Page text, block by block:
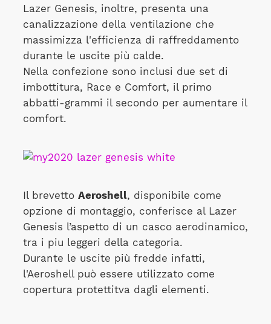
Lazer Genesis, inoltre, presenta una
canalizzazione della ventilazione che
massimizza l'efficienza di raffreddamento
durante le uscite più calde.
Nella confezione sono inclusi due set di
imbottitura, Race e Comfort, il primo
abbatti-grammi il secondo per aumentare il
comfort.
Il brevetto Aeroshell, disponibile come
opzione di montaggio, conferisce al Lazer
Genesis l’aspetto di un casco aerodinamico,
tra i piu leggeri della categoria.
Durante le uscite più fredde infatti,
l'Aeroshell può essere utilizzato come
copertura protettitva dagli elementi.